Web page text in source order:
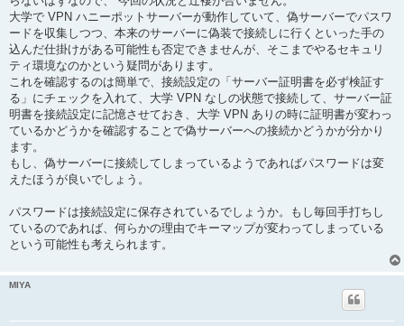
大学で VPN ハニーポットサーバーが動作していて、偽サーバーでパスワ
ードを収集しつつ、本来のサーバーに偽装で接続しに行くといった手の
込んだ仕掛けがある可能性も否定できませんが、そこまでやるセキュリ
ティ環境なのかという疑問があります。
これを確認するのは簡単で、接続設定の「サーバー証明書を必ず検証す
る」にチェックを入れて、大学 VPN なしの状態で接続して、サーバー証
明書を接続設定に記憶させておき、大学 VPN ありの時に証明書が変わっ
ているかどうかを確認することで偽サーバーへの接続かどうかが分かり
ます。
もし、偽サーバーに接続してしまっているようであればパスワードは変
えたほうが良いでしょう。
パスワードは接続設定に保存されているでしょうか。もし毎回手打ちし
ているのであれば、何らかの理由でキーマップが変わってしまっている
という可能性も考えられます。
MIYA